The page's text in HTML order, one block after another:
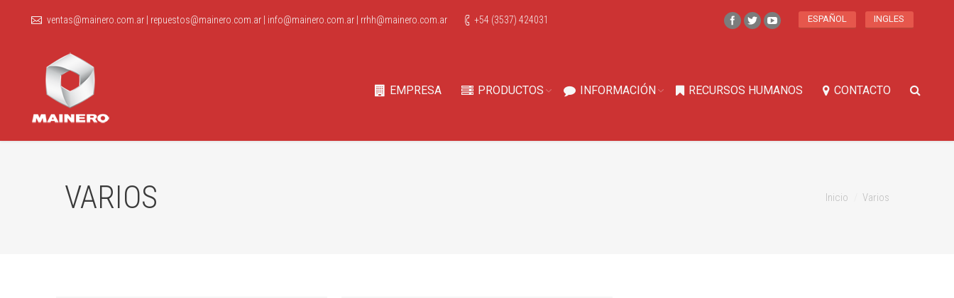
ventas@mainero.com.ar repuestos@mainero.com.ar info@mainero.com.ar rrhh@mainero.com.ar +54 (3537) 424031 ESPAÑOL INGLES
EMPRESA PRODUCTOS INFORMACIÓN RECURSOS HUMANOS CONTACTO
VARIOS Inicio Varios